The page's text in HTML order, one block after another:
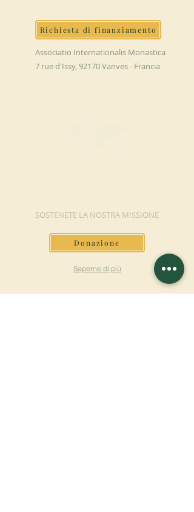
Richiesta di finanziamento
Associatio Internationalis Monastica
7 rue d'Issy, 92170 Vanves - Francia
SOSTENETE LA NOSTRA MISSIONE
Donazione
Saperne di più